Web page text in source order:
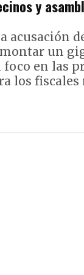
y
acusación
un
foco en las
los fiscales